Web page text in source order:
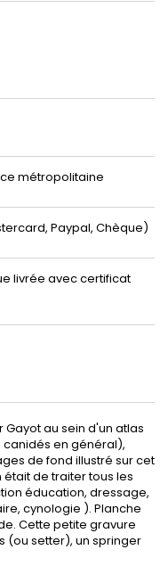
métropolitaine
Paypal, Chèque)
livrée avec certificat
au sein d'un atlas
canidés en général),
de fond illustré sur cet
de traiter tous les
éducation, dressage,
cynologie ). Planche
Cette petite gravure
(ou setter), un springer